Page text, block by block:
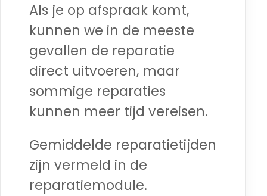
Als je op afspraak komt,
kunnen we in de meeste
gevallen de reparatie
direct uitvoeren, maar
sommige reparaties
kunnen meer tijd vereisen.
Gemiddelde reparatietijden
zijn vermeld in de
reparatiemodule.